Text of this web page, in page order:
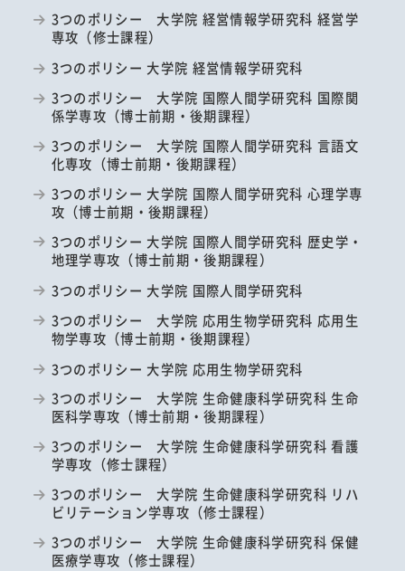
3つのポリシー 大学院 経営情報学研究科 経営学
専攻（修士課程）
3つのポリシー 大学院 経営情報学研究科
3つのポリシー 大学院 国際人間学研究科 国際関
係学専攻（博士前期・後期課程）
3つのポリシー 大学院 国際人間学研究科 言語文
化専攻（博士前期・後期課程）
3つのポリシー 大学院 国際人間学研究科 心理学専
攻（博士前期・後期課程）
3つのポリシー 大学院 国際人間学研究科 歴史学・
地理学専攻（博士前期・後期課程）
3つのポリシー 大学院 国際人間学研究科
3つのポリシー 大学院 応用生物学研究科 応用生
物学専攻（博士前期・後期課程）
3つのポリシー 大学院 応用生物学研究科
3つのポリシー 大学院 生命健康科学研究科 生命
医科学専攻（博士前期・後期課程）
3つのポリシー 大学院 生命健康科学研究科 看護
学専攻（修士課程）
3つのポリシー 大学院 生命健康科学研究科 リハ
ビリテーション学専攻（修士課程）
3つのポリシー 大学院 生命健康科学研究科 保健
医療学専攻（修士課程）